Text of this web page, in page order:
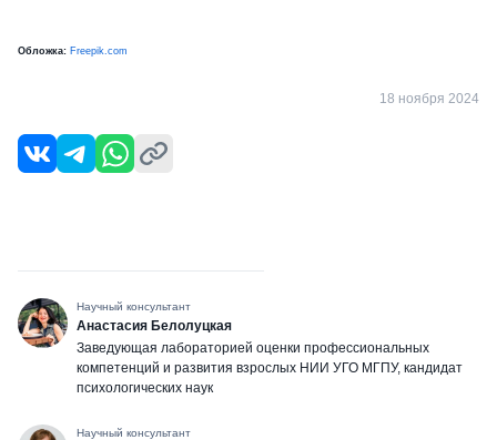
Обложка: Freepik.com
18 ноября 2024
Научный консультант
Анастасия Белолуцкая
Заведующая лабораторией оценки профессиональных
компетенций и развития взрослых НИИ УГО МГПУ, кандидат
психологических наук
Научный консультант